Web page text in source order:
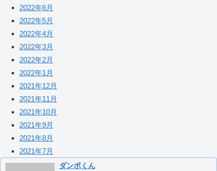
2022年6月
2022年5月
2022年4月
2022年3月
2022年2月
2022年1月
2021年12月
2021年11月
2021年10月
2021年9月
2021年8月
2021年7月
ダンボくん